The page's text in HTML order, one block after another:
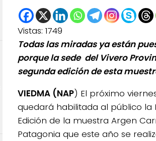
Vistas: 1749
Todas las miradas ya están
porque la sede del Vivero
segunda edición de esta
VIEDMA (NAP) El próximo
quedará habilitada al público la
Edición de la muestra Argen
Patagonia que este año se